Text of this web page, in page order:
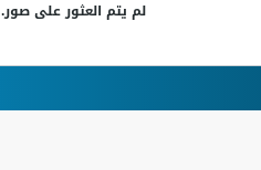
لم يتم العثور على صور.